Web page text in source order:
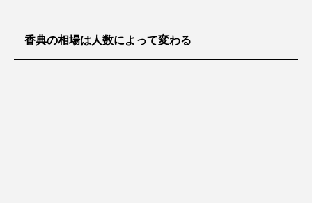
香典の相場は人数によって変わる